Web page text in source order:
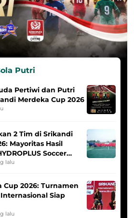
Putri
Pertiwi dan Putri
Merdeka Cup 2026
2 Tim di Srikandi
Mayoritas Hasil
Soccer
lalu
Cup 2026: Turnamen
Siap
lalu